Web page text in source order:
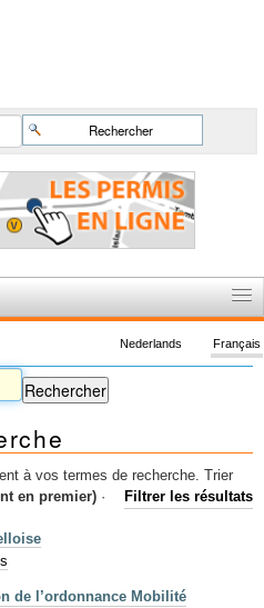
Français
Nederlands
à vos termes de recherche.
Filtrer les résultats
Trier
en premier) ·
de l’ordonnance Mobilité